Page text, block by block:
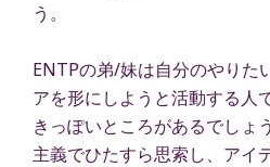
う。
ENTPの弟/妹は自分のやりた
アを形にしようと活動する人
きっぽいところがあるでし
主義でひたすら思索し、アイ